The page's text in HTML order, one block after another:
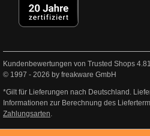
Kundenbewertungen von Trusted Shops 4.81
© 1997 - 2026 by freakware GmbH
*Gilt für Lieferungen nach Deutschland.
Informationen zur Berechnung des
Zahlungsarten.